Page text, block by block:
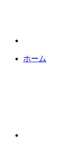
ホーム